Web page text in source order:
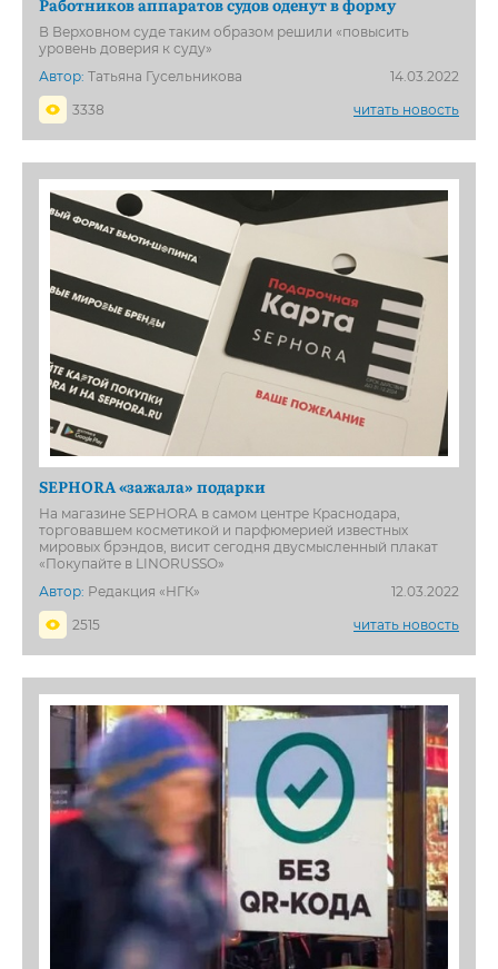
В Верховном суде таким образом решили «повысить
уровень доверия к суду»
Автор: Татьяна Гусельникова
14.03.2022
3338
читать новость
SEPHORA «зажала» подарки
На магазине SEPHORA в самом центре Краснодара,
торговавшем косметикой и парфюмерией известных
мировых брэндов, висит сегодня двусмысленный плакат
«Покупайте в LINORUSSO»
Автор: Редакция «НГК»
12.03.2022
2515
читать новость